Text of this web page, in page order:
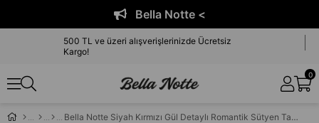
Bella Notte <
500 TL ve üzeri alışverişlerinizde Ücretsiz
Kargo!
0
Bella Notte Siyah Kırmızı Gül Detaylı Romantik Sütyen Takımı 19031